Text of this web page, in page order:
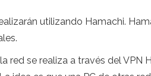
utilizando Hamachi.
red se realiza a través del VPN